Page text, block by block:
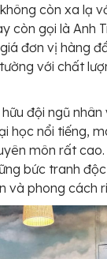
còn xa lạ
còn gọi là Anh
đơn vị hàng
với chất
đội ngũ
học nổi tiếng,
môn rất
bức tranh
và phong cách